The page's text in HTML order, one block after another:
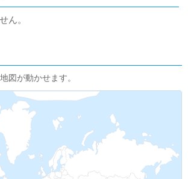
ん。
図が動かせます。